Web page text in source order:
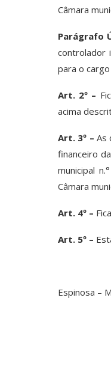
Câmara
Parágrafo
controlador
para o
Art. 2º –
acima
Art. 3º –As
financeiro
municipal
Câmara
Art. 4º –
Art. 5º –
Espinosa –